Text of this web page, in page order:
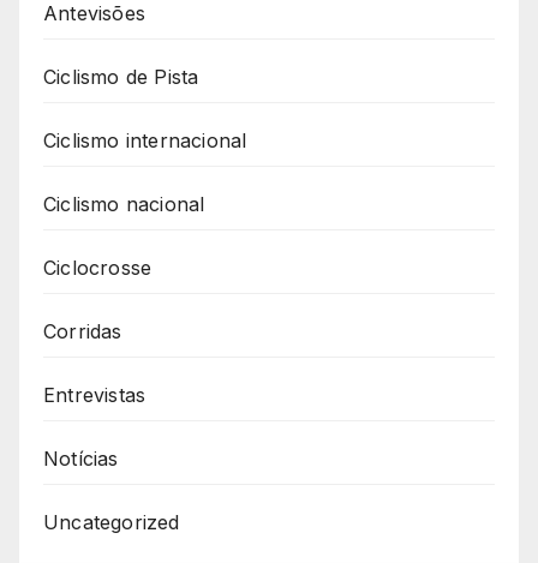
Antevisões
Ciclismo de Pista
Ciclismo internacional
Ciclismo nacional
Ciclocrosse
Corridas
Entrevistas
Notícias
Uncategorized